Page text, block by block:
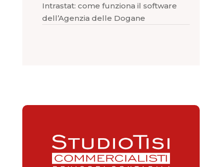
Intrastat: come funziona il software
dell’Agenzia delle Dogane